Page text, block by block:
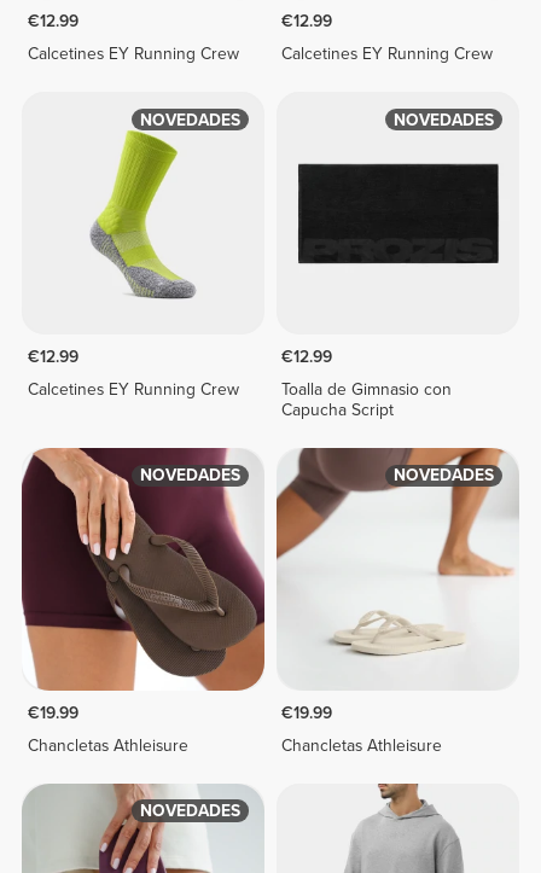
€12.99
Calcetines EY Running Crew
€12.99
Calcetines EY Running Crew
NOVEDADES
€12.99
Calcetines EY Running Crew
NOVEDADES
€12.99
Toalla de Gimnasio con
Capucha Script
NOVEDADES
€19.99
Chancletas Athleisure
NOVEDADES
€19.99
Chancletas Athleisure
NOVEDADES